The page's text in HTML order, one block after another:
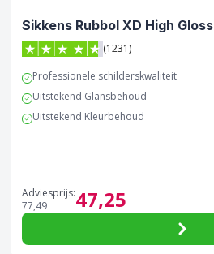
Sikkens Rubbol XD High Gloss
(1231)
Professionele schilderskwaliteit
Uitstekend Glansbehoud
Uitstekend Kleurbehoud
47,25
Adviesprijs:
77,49